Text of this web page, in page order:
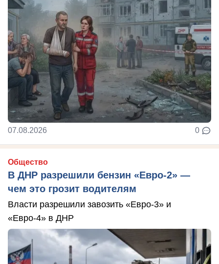
07.08.2026 0
Общество
В ДНР разрешили бензин «Евро-2» —
чем это грозит водителям
Власти разрешили завозить «Евро-3» и
«Евро-4» в ДНР